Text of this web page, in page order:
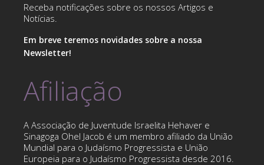
Receba notificações sobre os nossos Artigos e
Notícias.
Em breve teremos novidades sobre a nossa
Newsletter!
Afiliação
A Associação de Juventude Israelita Hehaver e
Sinagoga Ohel Jacob é um membro afiliado da União
Mundial para o Judaísmo Progressista e União
Europeia para o Judaísmo Progressista desde 2016.